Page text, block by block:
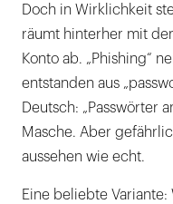
Doch in Wirklichkeit
räumt hinterher mit
Konto ab. „Phishing“
entstanden aus
Deutsch: „Passwörter
Masche. Aber
aussehen wie echt.
Eine beliebte